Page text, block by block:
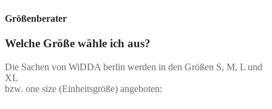
auf
der
gewählt
Größenberater
Welche Größe wähle ich aus?
Die Sachen von WiDDA berlin werden in den Größen S, M, L und
XL
bzw. one size (Einheitsgröße) angeboten: